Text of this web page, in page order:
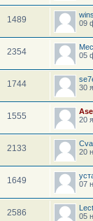
1489
09
2354
05
1744
30
1555
20
2133
20
1649
07
2586
05